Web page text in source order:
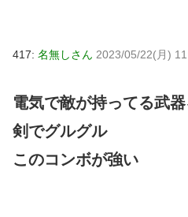
417: 名無しさん 2023/05/22(月)
電気で敵が持ってる武
剣でグルグル
このコンボが強い